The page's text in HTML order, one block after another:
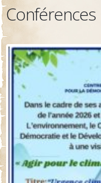
Conférences